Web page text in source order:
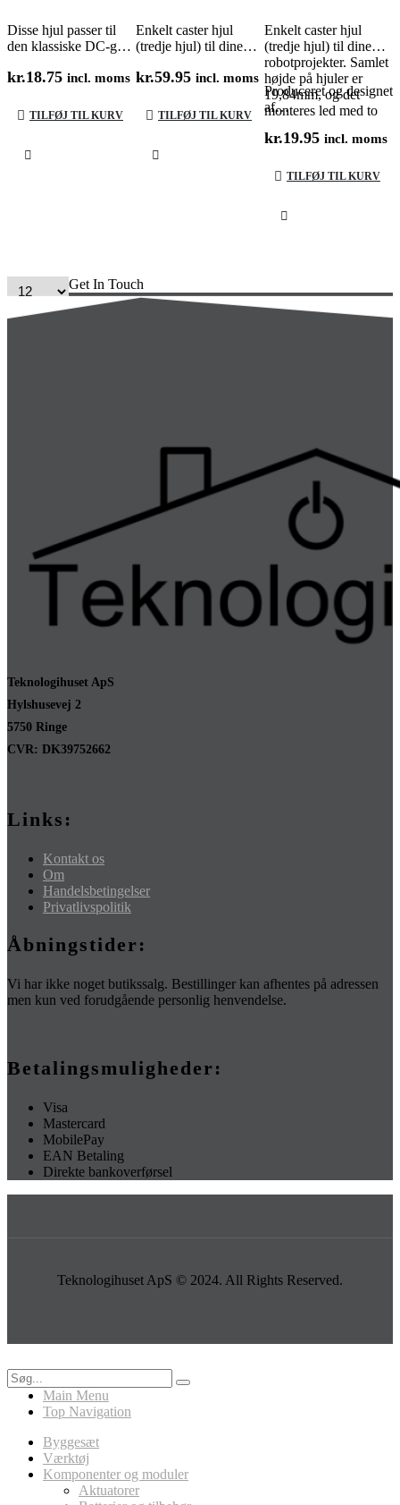
Disse hjul passer til
den klassiske DC-gear
har en total diameter
bredde på 25mm.
kr.18.75 incl. moms
TILFØJ TIL KURV
Enkelt caster hjul
(tredje hjul) til dine
højde på hjuler er
monteres led med to
download så du…
kr.59.95 incl. moms
TILFØJ TIL KURV
Enkelt caster hjul
(tredje hjul) til dine
robotprojekter. Samlet
højde på hjuler er
19,84mm, og det
monteres led med to
Hjulet leveres
Produceret og designet
af…
kr.19.95 incl. moms
TILFØJ TIL KURV
Get In Touch
Teknologihuset ApS
Hylshusevej 2
5750 Ringe
CVR: DK39752662
Links:
Kontakt os
Om
Handelsbetingelser
Privatlivspolitik
Åbningstider:
Vi har ikke noget butikssalg. Bestillinger kan afhentes på adressen
men kun ved forudgående personlig henvendelse.
Betalingsmuligheder:
Visa
Mastercard
MobilePay
EAN Betaling
Direkte bankoverførsel
Teknologihuset ApS © 2024. All Rights Reserved.
Main Menu
Top Navigation
Byggesæt
Værktøj
Komponenter og moduler
Aktuatorer